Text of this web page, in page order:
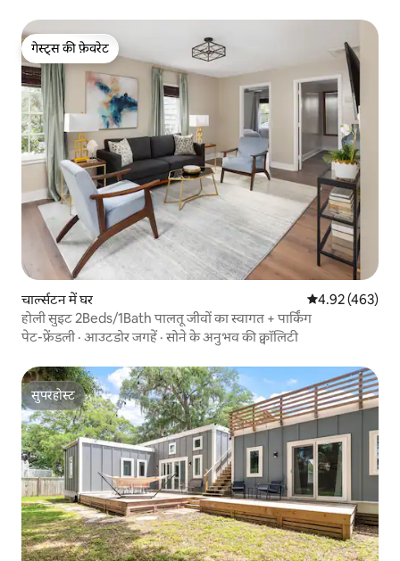
गेस्ट्स की फ़ेवरेट
गेस्ट्स की फ़ेवरेट
चार्ल्सटन में घर औसत रेटिंग 5 में से
4.92 (463)
होली सुइट 2Beds/1Bath पालतू जीवों का स्वागत + पार्किंग
पेट-फ्रेंडली · आउटडोर जगहें ·सोने के अनुभव की क्वॉलिटी
सुपरहोस्ट
सुपरहोस्ट